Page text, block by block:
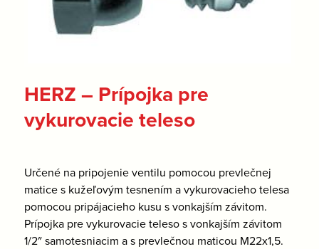
HERZ – Prípojka pre
vykurovacie teleso
Určené na pripojenie ventilu pomocou prevlečnej
matice s kužeľovým tesnením a vykurovacieho telesa
pomocou pripájacieho kusu s vonkajším závitom.
Prípojka pre vykurovacie teleso s vonkajším závitom
1/2″ samotesniacim a s prevlečnou maticou M22x1,5.